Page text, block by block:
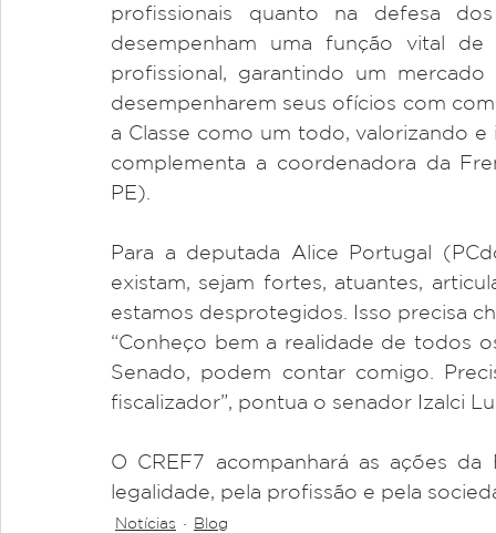
profissionais quanto na defesa
desempenham uma função vital
profissional, garantindo um
desempenharem seus ofícios com
a Classe como um todo, valorizando
complementa a coordenadora da
PE).
Para a deputada Alice Portugal
existam, sejam fortes, atuantes,
estamos desprotegidos. Isso precisa
“Conheço bem a realidade de todos
Senado, podem contar comigo.
fiscalizador”, pontua o senador Izalci
O CREF7 acompanhará as ações
legalidade, pela profissão e pela
Notícias Blog